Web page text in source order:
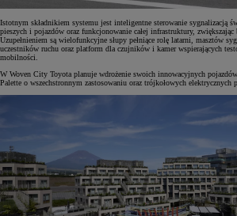
Istotnym składnikiem systemu jest inteligentne sterowanie sygnalizacją
pieszych i pojazdów oraz funkcjonowanie całej infrastruktury, zwiększając
Uzupełnieniem są wielofunkcyjne słupy pełniące rolę latarni, masztów
uczestników ruchu oraz platform dla czujników i kamer wspierających
mobilności.
W Woven City Toyota planuje wdrożenie swoich innowacyjnych
Palette o wszechstronnym zastosowaniu oraz trójkołowych